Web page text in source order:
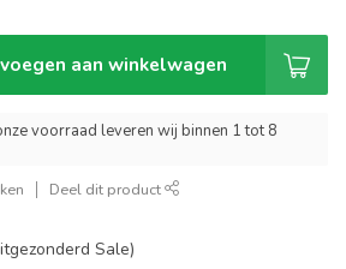
aan winkelwagen
voorraad leveren wij binnen 1 tot 8
Deel dit product
Sale)